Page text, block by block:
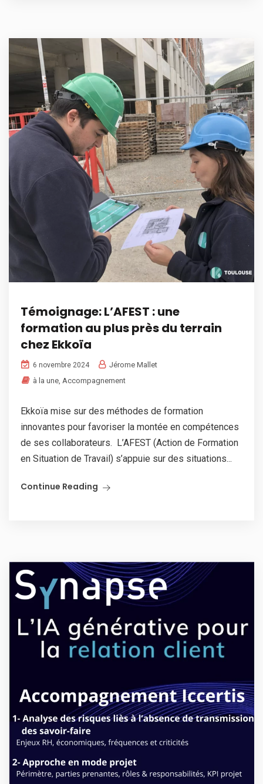
Témoignage: L’AFEST : une
formation au plus près du terrain
chez Ekkoïa
6 novembre 2024
Jérome Mallet
à la une, Accompagnement
Ekkoïa mise sur des méthodes de formation
innovantes pour favoriser la montée en compétences
de ses collaborateurs. L’AFEST (Action de Formation
en Situation de Travail) s’appuie sur des situations...
Continue Reading